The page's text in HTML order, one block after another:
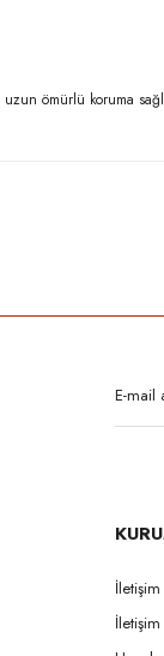
uzun ömürlü koruma
İletişim